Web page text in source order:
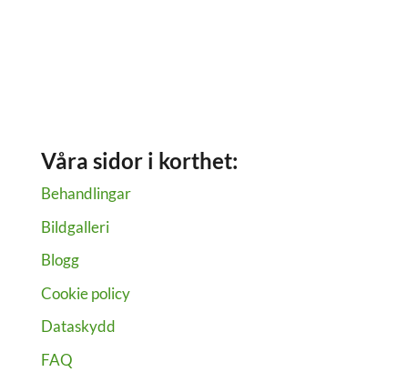
Våra sidor i korthet:
Behandlingar
Bildgalleri
Blogg
Cookie policy
Dataskydd
FAQ